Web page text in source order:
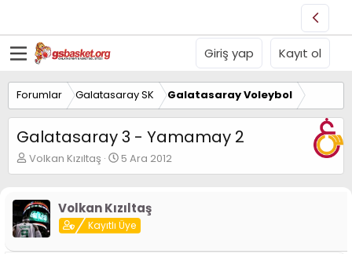
Giriş yap Kayıt ol
Forumlar Galatasaray SK Galatasaray Voleybol
Galatasaray 3 - Yamamay 2
K
o
u
y
u
B
Volkan Kızıltaş
B
a
a
n
5 Ara 2012
Volkan Kızıltaş
Kayıtlı Üye